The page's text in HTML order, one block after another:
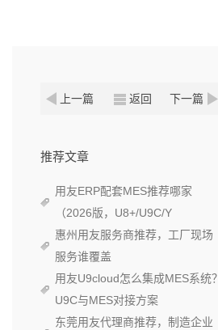
上一篇 返回 下一篇
推荐文章
用友ERP配套MES推荐哪家
（2026版，U8+/U9C/Y
惠州用友服务商推荐，工厂现场
服务谁覆盖
用友U9cloud怎么集成MES系统？
U9C与MES对接方案
东莞用友代理商推荐，制造企业